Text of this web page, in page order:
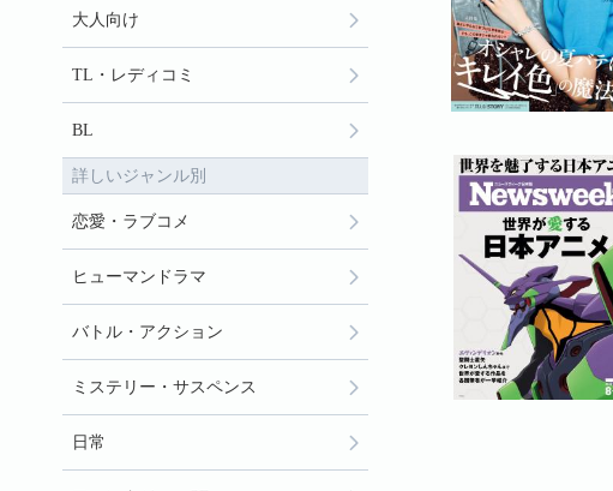
大人向け
TL・レディコミ
BL
詳しいジャンル別
恋愛・ラブコメ
ヒューマンドラマ
バトル・アクション
ミステリー・サスペンス
日常